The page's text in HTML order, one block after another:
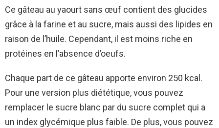
Ce gâteau au yaourt sans œuf contient des glucides
grâce à la farine et au sucre, mais aussi des lipides en
raison de l’huile. Cependant, il est moins riche en
protéines en l’absence d’oeufs.
Chaque part de ce gâteau apporte environ 250 kcal.
Pour une version plus diététique, vous pouvez
remplacer le sucre blanc par du sucre complet qui a
un index glycémique plus faible. De plus, vous pouvez